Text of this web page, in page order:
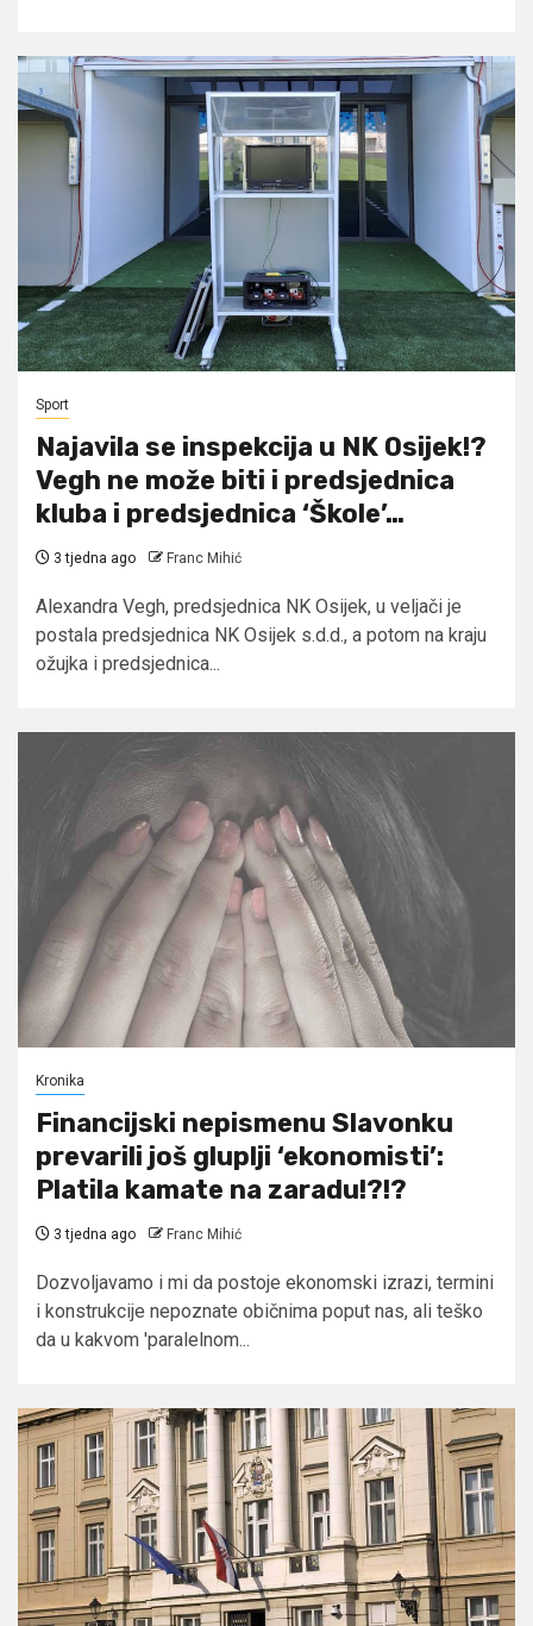
Sport
Najavila se inspekcija u NK Osijek!?
Vegh ne može biti i predsjednica
kluba i predsjednica ‘Škole’…
3 tjedna ago Franc Mihić
Alexandra Vegh, predsjednica NK Osijek, u veljači je
postala predsjednica NK Osijek s.d.d., a potom na kraju
ožujka i predsjednica...
Kronika
Financijski nepismenu Slavonku
prevarili još gluplji ‘ekonomisti’:
Platila kamate na zaradu!?!?
3 tjedna ago Franc Mihić
Dozvoljavamo i mi da postoje ekonomski izrazi, termini
i konstrukcije nepoznate običnima poput nas, ali teško
da u kakvom 'paralelnom...